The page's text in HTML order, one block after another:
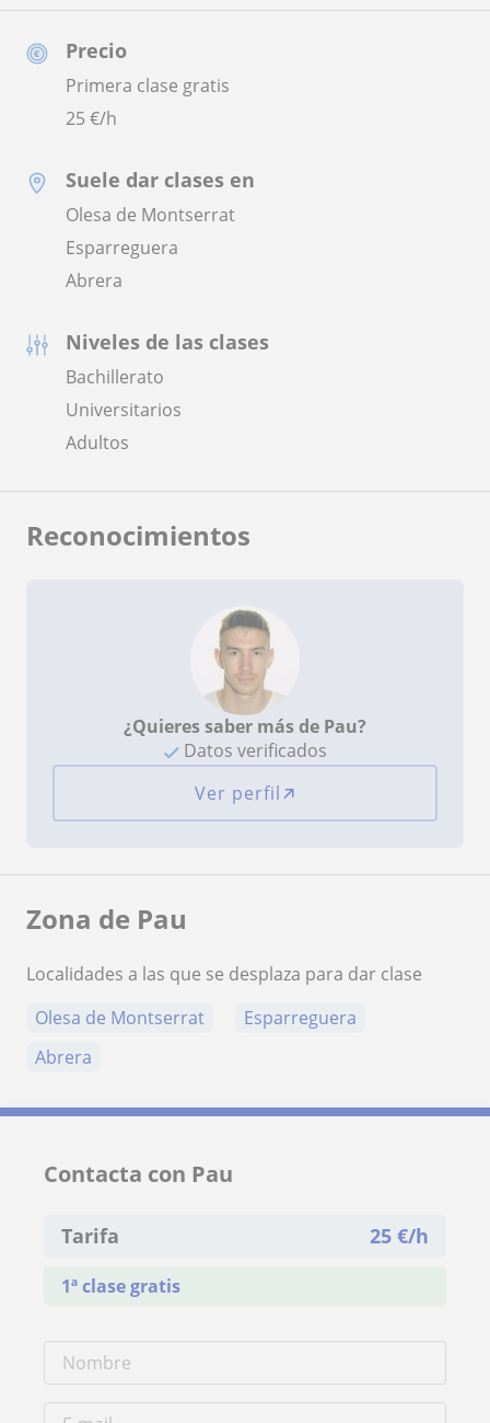
Precio
Primera clase gratis
25€/h
Suele dar clases en
Olesa de Montserrat
Esparreguera
Abrera
Niveles de las clases
Bachillerato
Universitarios
Adultos
Reconocimientos
¿Quieres saber más de Pau?
Datos verificados
Ver perfil
Zona de Pau
Localidades a las que se desplaza para dar clase
Olesa de Montserrat
Esparreguera
Abrera
Contacta con Pau
Tarifa 25 €/h
1ª clase gratis